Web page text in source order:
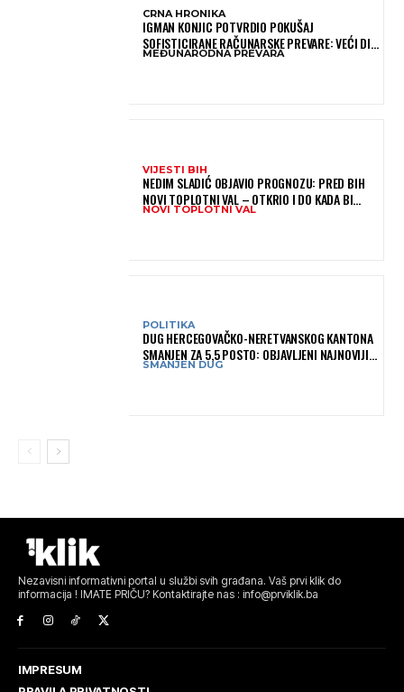
CRNA HRONIKA
IGMAN KONJIC POTVRDIO POKUŠAJ
SOFISTICIRANE RAČUNARSKE PREVARE: VEĆI DIO
NOVCA BLOKIRAN, OČEKUJE SE POVRAT
MEĐUNARODNA PREVARA
VIJESTI BIH
NEDIM SLADIĆ OBJAVIO PROGNOZU: PRED BIH
NOVI TOPLOTNI VAL – OTKRIO I DO KADA BI
MOGAO TRAJATI
NOVI TOPLOTNI VAL
POLITIKA
DUG HERCEGOVAČKO-NERETVANSKOG KANTONA
SMANJEN ZA 5,5 POSTO: OBJAVLJENI NAJNOVIJI
PODACI MINISTARSTVA FINANSIJA
SMANJEN DUG
Nezavisni informativni portal u službi svih građana. Vaš prvi klik do
informacija ! IMATE PRIČU? Kontaktirajte nas : info@prviklik.ba
IMPRESUM